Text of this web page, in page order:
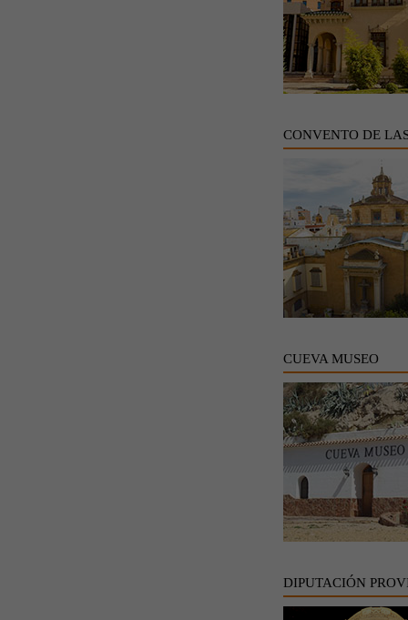
CONVENTO DE
CUEVA MUSEO
DIPUTACIÓN